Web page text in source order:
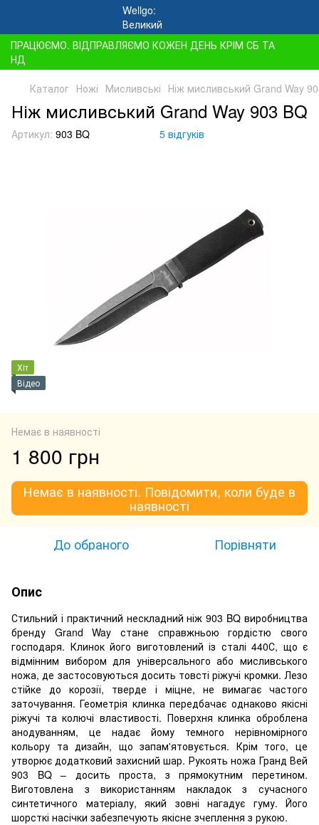
ПРАЦЮЄМО. ВІДПРАВЛЯЄМО КОЖЕН ДЕНЬ КРІМ СБ ТА
НД
Каталог Ножі Мисливські Ніж мисливський Grand Way
Ніж мисливський Grand Way 903 BQ
Артикул: 903 BQ 5 відгуків
Хіт
Відео
Немає в наявності
1 800 грн
Немає в наявності. Повідомити, коли буде в
наявності
До обраного Порівняти
Опис
Стильний і практичний нескладний ніж 903 BQ виробництва
бренду Grand Way стане справжньою гордістю свого
господаря. Клинок його виготовлений із сталі 440С, що є
відмінним вибором для універсального або мисливського
ножа, де застосовуються досить товсті ріжучі кромки. Лезо
стійке до корозії, тверде і міцне, не вимагає частого
заточування. Геометрія клинка передбачає однаково якісні
ріжучі та колючі властивості. Поверхня клинка оброблена
анодуванням, це надає йому темного нерівномірного
кольору та дизайн, що запам'ятовується. Крім того, це
утворює додатковий захисний шар. Рукоять ножа Гранд Вей
903 BQ – досить проста, з прямокутним перетином.
Виготовлена з використанням накладок з сучасного
синтетичного матеріалу, який зовні нагадує гуму. Його
шорсткі насічки забезпечують якісне зчеплення з рукою.